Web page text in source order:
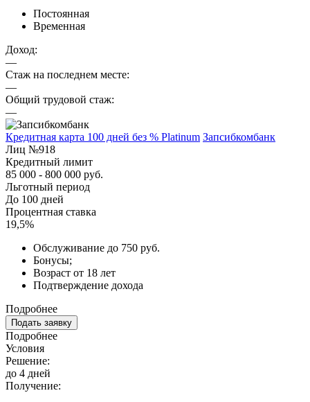
Постоянная
Временная
Доход:
—
Стаж на последнем месте:
—
Общий трудовой стаж:
—
Кредитная карта 100 дней без % Platinum Запсибкомбанк
Лиц №918
Кредитный лимит
85 000 - 800 000 руб.
Льготный период
До 100 дней
Процентная ставка
19,5%
Обслуживание до 750 руб.
Бонусы;
Возраст от 18 лет
Подтверждение дохода
Подробнее
Подать заявку
Подробнее
Условия
Решение:
до 4 дней
Получение: